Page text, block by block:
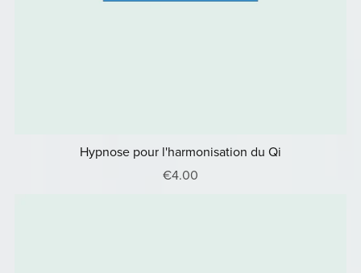
Hypnose pour l'harmonisation du Qi
€4.00